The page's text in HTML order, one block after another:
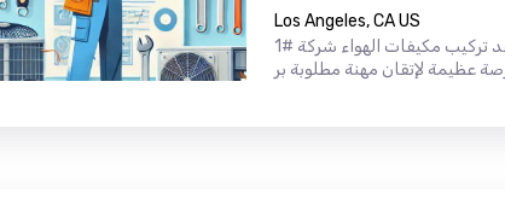
Los Angeles, CA US
نحن نبحث عن مساعد تركيب مكيفات الهواء شركة #1AC يا شباب تدعو مساعد تركيب مكيف